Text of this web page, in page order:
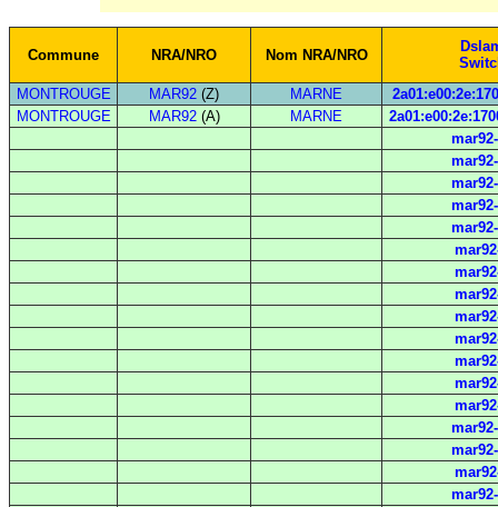
Commune NRA/NRO Nom NRA/NRO
MONTROUGE
MAR92 (Z) MARNE
MONTROUGE
MAR92(A) MARNE